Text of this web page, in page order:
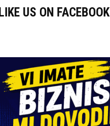
LIKE US ON FACEBOOK